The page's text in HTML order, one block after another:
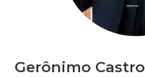
Gerônimo Castro